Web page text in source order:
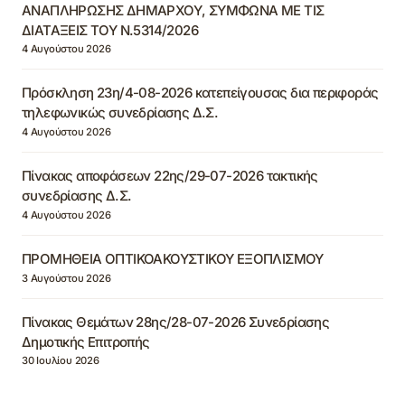
ΑΝΑΠΛΗΡΩΣΗΣ ΔΗΜΑΡΧΟΥ, ΣΥΜΦΩΝΑ ΜΕ ΤΙΣ
ΔΙΑΤΑΞΕΙΣ ΤΟΥ Ν.5314/2026
4 Αυγούστου 2026
Πρόσκληση 23η/4-08-2026 κατεπείγουσας δια περιφοράς
τηλεφωνικώς συνεδρίασης Δ.Σ.
4 Αυγούστου 2026
Πίνακας αποφάσεων 22ης/29-07-2026 τακτικής
συνεδρίασης Δ.Σ.
4 Αυγούστου 2026
ΠΡΟΜΗΘΕΙΑ ΟΠΤΙΚΟΑΚΟΥΣΤΙΚΟΥ ΕΞΟΠΛΙΣΜΟΥ
3 Αυγούστου 2026
Πίνακας Θεμάτων 28ης/28-07-2026 Συνεδρίασης
Δημοτικής Επιτροπής
30 Ιουλίου 2026